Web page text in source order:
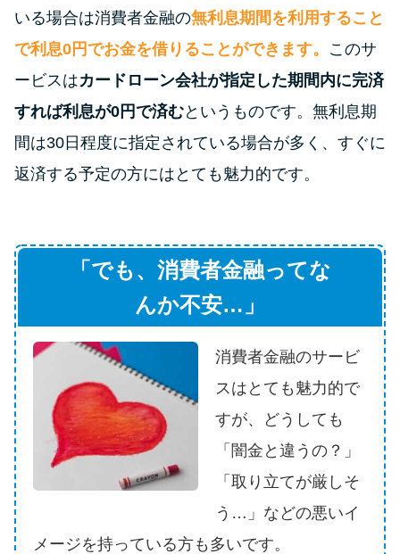
090金融（闇金）からお金を借り
てはいけない理由と借りた場合
の対処法
申し込みブラックとは?判断の目
安や審査に通らない理由
は？3つの判断基準と工面法
アコムはブラックでも審査に通
る？ 自分がブラックか確かめる
アコムとレイクどっちがいい
の？ カードローンの選び方を徹
底解説！
プロミスの返済方法を徹底解
説！ もっとも便利でお得な返済
いる場合は消費者金融の無利息期間を利用すること
で利息0円でお金を借りることができます。 このサ
ービスはカードローン会社が指定した期間内に完済
すれば利息が0円で済むというものです。無利息期
間は30日程度に指定されている場合が多く、すぐに
返済する予定の方にはとても魅力的です。
「でも、消費者金融ってな
んか不安…」
消費者金融のサービ
スはとても魅力的で
すが、どうしても
「闇金と違うの？」
「取り立てが厳しそ
う…」などの悪いイ
メージを持っている方も多いです。